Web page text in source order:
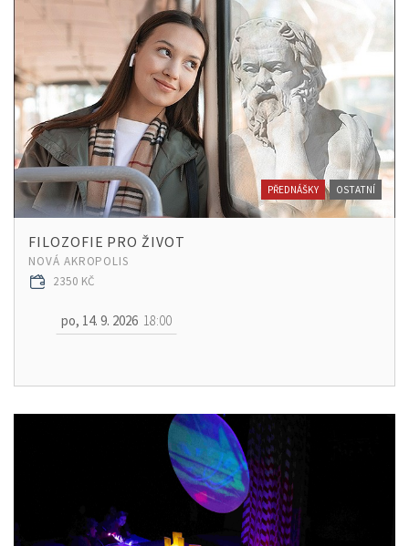
PŘEDNÁŠKY OSTATNÍ
FILOZOFIE PRO ŽIVOT
NOVÁ AKROPOLIS
2350 KČ
po, 14. 9. 2026 18:00